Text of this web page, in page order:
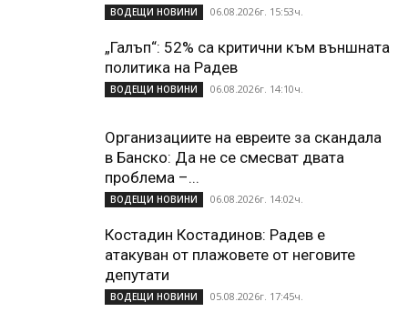
ВОДЕЩИ НОВИНИ 06.08.2026г. 15:53ч.
„Галъп“: 52% са критични към външната
политика на Радев
ВОДЕЩИ НОВИНИ 06.08.2026г. 14:10ч.
Организациите на евреите за скандала
в Банско: Да не се смесват двата
проблема –...
ВОДЕЩИ НОВИНИ 06.08.2026г. 14:02ч.
Костадин Костадинов: Радев е
атакуван от плажoвете от неговите
депутати
ВОДЕЩИ НОВИНИ 05.08.2026г. 17:45ч.